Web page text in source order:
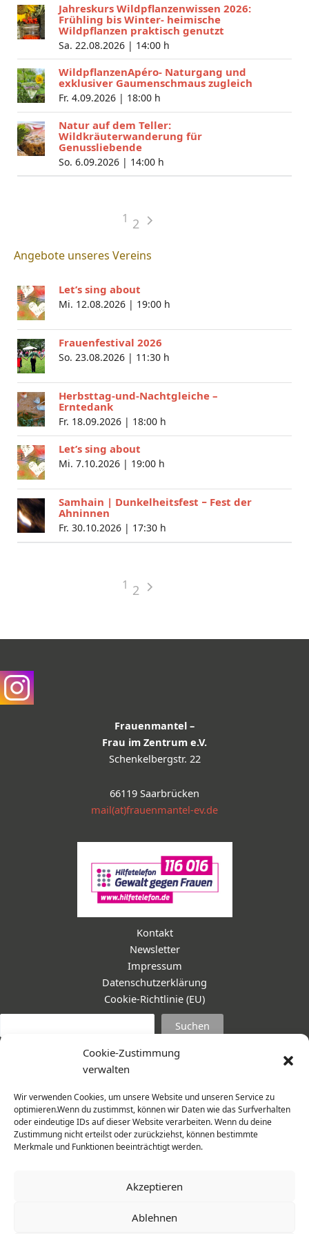
Cookie-Zustimmung
verwalten
Wir verwenden Cookies, um unsere Website und unseren Service zu
optimieren.Wenn du zustimmst, können wir Daten wie das Surfverhalten
oder eindeutige IDs auf dieser Website verarbeiten. Wenn du deine
Zustimmung nicht erteilst oder zurückziehst, können bestimmte
Merkmale und Funktionen beeinträchtigt werden.
Akzeptieren
Ablehnen
Jahreskurs Wildpflanzenwissen 2026:
Frühling bis Winter- heimische
Wildpflanzen praktisch genutzt
Sa. 22.08.2026 | 14:00 h
WildpflanzenApéro- Naturgang und
exklusiver Gaumenschmaus zugleich
Fr. 4.09.2026 | 18:00 h
Natur auf dem Teller:
Wildkräuterwanderung für
Genussliebende
So. 6.09.2026 | 14:00 h
1 2
Angebote unseres Vereins
Let’s sing about
Mi. 12.08.2026 | 19:00 h
Frauenfestival 2026
So. 23.08.2026 | 11:30 h
Herbsttag-und-Nachtgleiche –
Erntedank
Fr. 18.09.2026 | 18:00 h
Let’s sing about
Mi. 7.10.2026 | 19:00 h
Samhain | Dunkelheitsfest − Fest der
Ahninnen
Fr. 30.10.2026 | 17:30 h
1 2
Frauenmantel –
Frau im Zentrum e.V.
Schenkelbergstr. 22
66119 Saarbrücken
mail(at)frauenmantel-ev.de
Kontakt
Newsletter
Impressum
Datenschutzerklärung
Cookie-Richtlinie (EU)
Suchen